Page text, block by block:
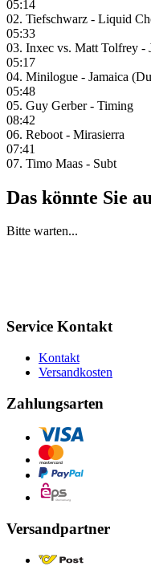
05:14
02. Tiefschwarz - Liquid
05:33
03. Inxec vs. Matt Tolfrey -
05:17
04. Minilogue - Jamaica
05:48
05. Guy Gerber - Timing
08:42
06. Reboot - Mirasierra
07:41
07. Timo Maas - Subt
Das könnte Sie
Bitte warten...
Service Kontakt
Kontakt
Versandkosten
Zahlungsarten
Versandpartner